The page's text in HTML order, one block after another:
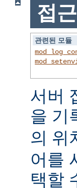
접
관련된 모듈
서버
을 기
의 위
어를
택할